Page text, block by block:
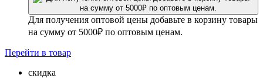
Для получения оптовой цены добавьте в корзину товары
на сумму от 5000₽ по оптовым ценам.
Перейти в товар
скидка